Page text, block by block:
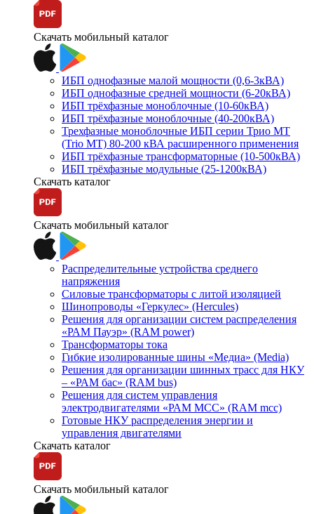
Скачать мобильный каталог
ИБП однофазные малой мощности (0,6-3кВА)
ИБП однофазные средней мощности (6-20кВА)
ИБП трёхфазные моноблочные (10-60кВА)
ИБП трёхфазные моноблочные (40-200кВА)
Трехфазные моноблочные ИБП серии Трио МТ
(Trio MT) 80-200 кВА расширенного применения
ИБП трёхфазные трансформаторные (10-500кВА)
ИБП трёхфазные модульные (25-1200кВА)
Скачать каталог
Скачать мобильный каталог
Распределительные устройства среднего
напряжения
Силовые трансформаторы с литой изоляцией
Шинопроводы «Геркулес» (Hercules)
Решения для организации систем распределения
«РАМ Пауэр» (RAM power)
Трансформаторы тока
Гибкие изолированные шины «Медиа» (Media)
Решения для организации шинных трасс для НКУ
– «РАМ бас» (RAM bus)
Решения для систем управления
электродвигателями «РАМ МСС» (RAM mcc)
Готовые НКУ распределения энергии и
управления двигателями
Скачать каталог
Скачать мобильный каталог